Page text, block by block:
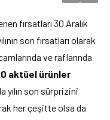
fırsatları 30 Aralık
son fırsatları olarak
ve raflarında
aktüel ürünler
yılın son sürprizini
her çeşitte olsa da